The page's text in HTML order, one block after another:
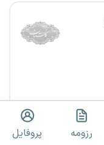
رزومه پروفایل